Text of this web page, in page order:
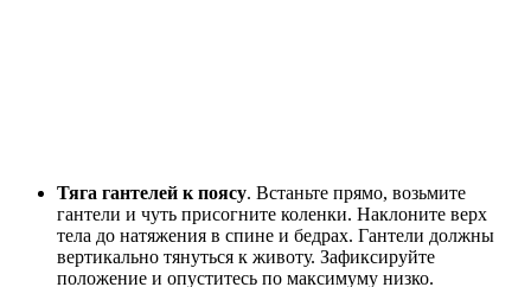
Тяга гантелей к поясу. Встаньте прямо, возьмите
гантели и чуть присогните коленки. Наклоните верх
тела до натяжения в спине и бедрах. Гантели должны
вертикально тянуться к животу. Зафиксируйте
положение и опуститесь по максимуму низко.